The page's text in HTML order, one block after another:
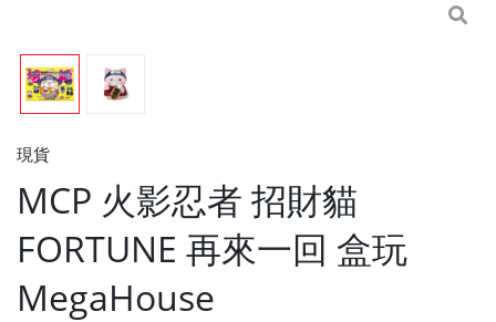
現貨
MCP 火影忍者 招財貓
FORTUNE 再來一回 盒玩
MegaHouse